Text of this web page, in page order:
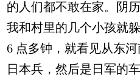
的人们都不敢在家。阴
我和村里的几个小孩就
6 点多钟，就看见从东
日本兵，然后是日军的